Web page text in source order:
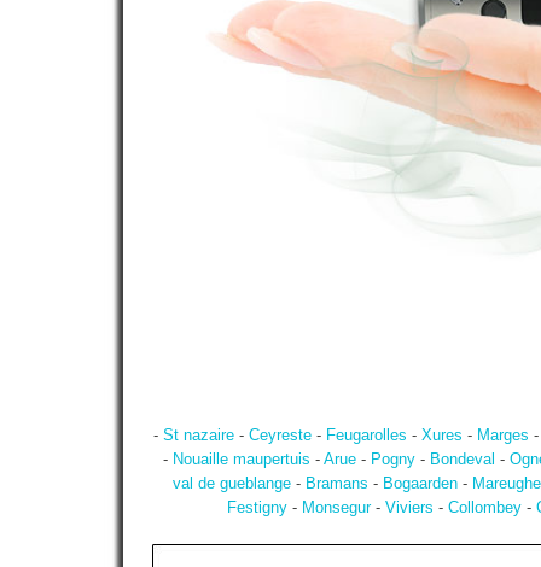
- St nazaire - Ceyreste - Feugarolles - Xures - Marges
- Nouaille maupertuis - Arue - Pogny - Bondeval -
val de gueblange - Bramans - Bogaarden -
Festigny - Monsegur- Viviers - Collombey -